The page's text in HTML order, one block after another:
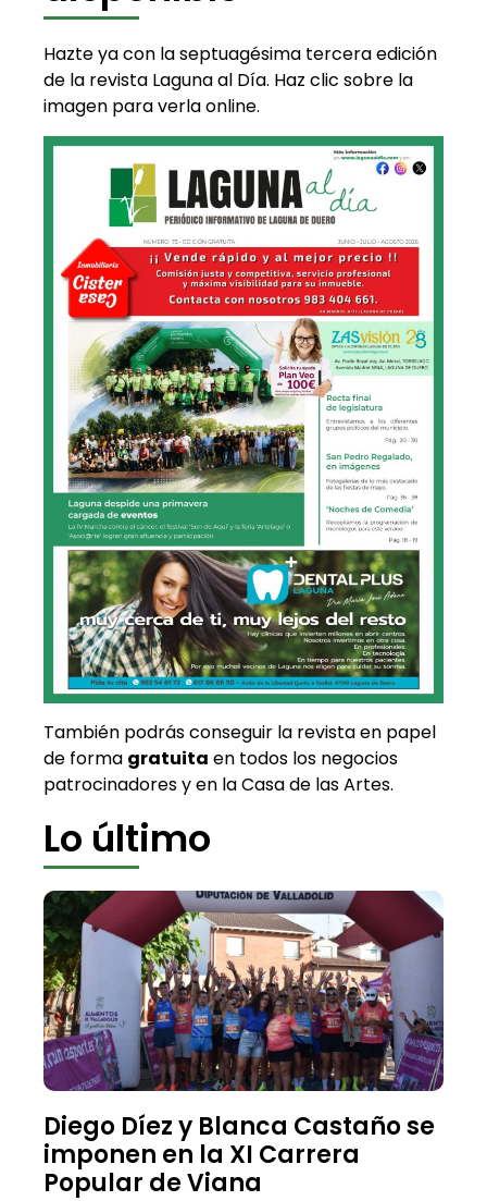
Hazte ya con la septuagésima tercera edición
de la revista Laguna al Día. Haz clic sobre la
imagen para verla online.
También podrás conseguir la revista en papel
de forma gratuita en todos los negocios
patrocinadores y en la Casa de las Artes.
Lo último
Diego Díez y Blanca Castaño se
imponen en la XI Carrera
Popular de Viana